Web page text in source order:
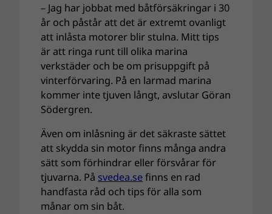
– Jag har jobbat med båtförsäkringar i 30
år och påstår att det är extremt ovanligt
att inlåsta motorer blir stulna. Mitt tips
är att ringa runt till olika marina
verkstäder och be om prisuppgift på
vinterförvaring. På en larmad marina
kommer inte tjuven långt, avslutar Göran
Södergren.
Även om inlåsning är det säkraste sättet
att skydda sin motor finns många andra
sätt som förhindrar eller försvårar för
tjuvarna. På svedea.sefinns en rad
handfasta råd och tips för alla som
månar om sin båt.